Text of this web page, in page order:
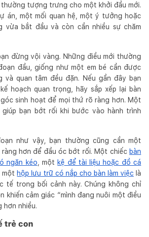
tượng trưng cho một khởi đầu mới.
án, một mối quan hệ, một ý tưởng hoặc
vừa bắt đầu và còn cần nhiều sự chăm
đừng vội vàng. Những điều mới thường
đầu, giống như một em bé cần được
và quan tâm đều đặn. Nếu gần đây bạn
hoạch quan trọng, hãy sắp xếp lại bàn
sinh hoạt để mọi thứ rõ ràng hơn. Một
giúp bạn bớt rối khi bước vào hành trình
như vậy, bạn thường cũng cần một
ràng hơn để đầu óc bớt rối. Một chiếc bàn
ngăn kéo , một kệ để tài liệu hoặc đồ cá
một hộp lưu trữ có nắp cho bàn làm việc là
tế trong bối cảnh này. Chúng không chỉ
khiến cảm giác “mình đang nuôi một điều
hơn nhiều.
trẻ con